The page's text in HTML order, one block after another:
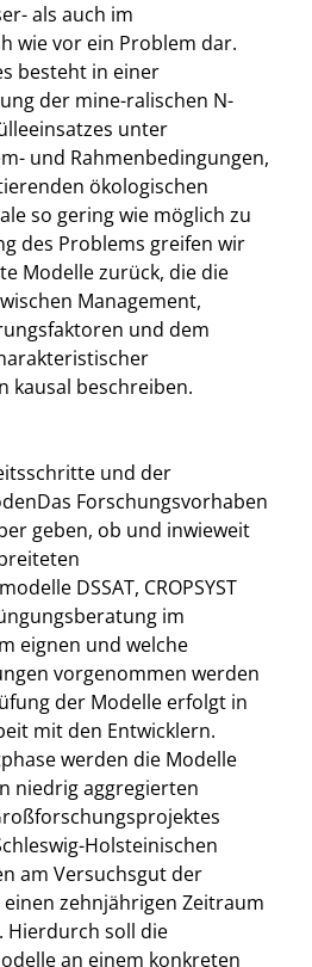
als auch im
wie vor ein Problem dar.
besteht in einer
der mine-ralischen N-
unter
und Rahmenbedingungen,
ökologischen
so gering wie möglich zu
des Problems greifen wir
Modelle zurück, die die
Management,
und dem
kausal beschreiben.
und der
Forschungsvorhaben
geben, ob und inwieweit
DSSAT, CROPSYST
im
eignen und welche
vorgenommen werden
der Modelle erfolgt in
mit den Entwicklern.
werden die Modelle
niedrig aggregierten
Holsteinischen
am Versuchsgut der
zehnjährigen Zeitraum
soll die
an einem konkreten